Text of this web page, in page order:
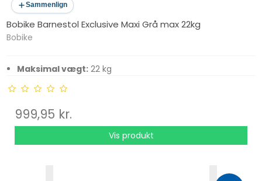
Sammenlign
Bobike Barnestol Exclusive Maxi Grå max 22kg
Bobike
Maksimal vægt:22 kg
999,95 kr.
Vis produkt